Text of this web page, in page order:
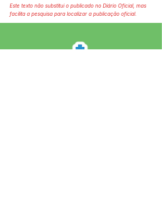
Este texto não substitui o publicado no Diário Oficial, mas
facilita a pesquisa para localizar a publicação oficial.